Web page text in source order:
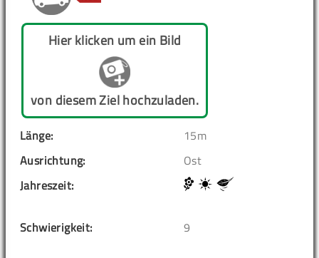
Hier klicken um ein Bild
von diesem Ziel hochzuladen.
Länge:
15m
Ausrichtung:
Ost
Jahreszeit:
Schwierigkeit: 9